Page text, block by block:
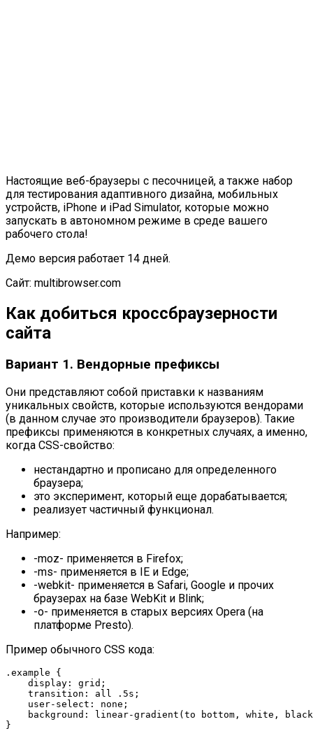
Настоящие веб-браузеры с песочницей, а также набор
для тестирования адаптивного дизайна, мобильных
устройств, iPhone и iPad Simulator, которые можно
запускать в автономном режиме в среде вашего
рабочего стола!
Демо версия работает 14 дней.
Сайт: multibrowser.com
Как добиться кроссбраузерности
сайта
Вариант 1. Вендорные префиксы
Они представляют собой приставки к названиям
уникальных свойств, которые используются вендорами
(в данном случае это производители браузеров). Такие
префиксы применяются в конкретных случаях, а именно,
когда CSS-свойство:
нестандартно и прописано для определенного
браузера;
это эксперимент, который еще дорабатывается;
реализует частичный функционал.
Например:
-moz- применяется в Firefox;
-ms- применяется в IE и Edge;
-webkit- применяется в Safari, Google и прочих
браузерах на базе WebKit и Blink;
-o- применяется в старых версиях Opera (на
платформе Presto).
Пример обычного CSS кода:
.example {
    display: grid;
    transition: all .5s;
    user-select: none;
background: linear-gradient(to bottom, white,
}